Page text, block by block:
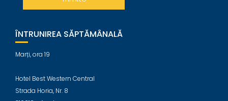
ÎNTRUNIREA SĂPTĂMÂNALĂ
Marți, ora 19
Hotel Best Western Central
Strada Horia, Nr. 8